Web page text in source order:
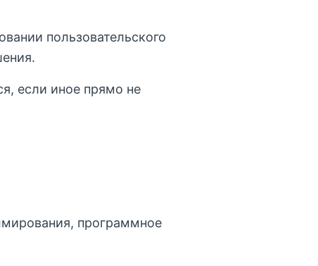
пользовательского
если иное прямо не
программное